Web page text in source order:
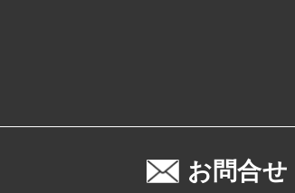
お問合せ